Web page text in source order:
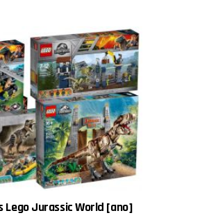
Lego Jurassic World [ano]